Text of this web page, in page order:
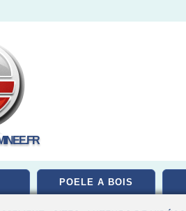
POELE A BOIS